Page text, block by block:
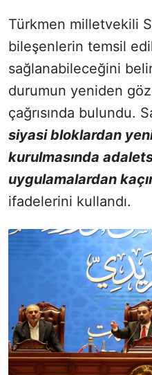
Türkmen milletvekili
bileşenlerin temsil
sağlanabileceğini
durumun yeniden
çağrısında bulundu.
siyasi bloklardan
kurulmasında
uygulamalardan
ifadelerini kullandı.